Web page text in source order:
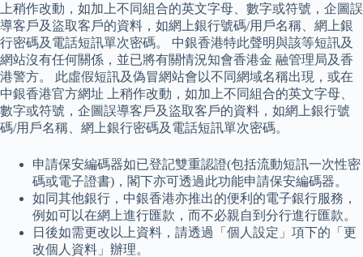
上稍作改動，如加上不同組合的英文字母、數字或符號，企圖誤
導客戶及盜取客戶的資料，如網上銀行號碼/用戶名稱、網上銀
行密碼及電話短訊單次密碼。 中銀香港特此聲明與該等短訊及
網站沒有任何關係，並已將有關情況知會香港金 融管理局及香
港警方。 此虛假短訊及偽冒網站會以不同網域名稱出現，或在
中銀香港官方網址 上稍作改動，如加上不同組合的英文字母、
數字或符號，企圖誤導客戶及盜取客戶的資料，如網上銀行號
碼/用戶名稱、網上銀行密碼及電話短訊單次密碼。
申請保安編碼器如已登記雙重認證(包括流動短訊一次性密
碼或電子證書)，閣下亦可透過此功能申請保安編碼器。
如同其他銀行，中銀香港亦推出的便利的電子銀行服務，
例如可以在網上進行匯款，而不必親自到分行進行匯款。
日後如需更改以上資料，請透過「個人設定」項下的「更
改個人資料」辦理。